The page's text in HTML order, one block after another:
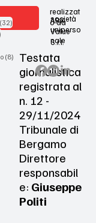
realizzat
o da
società
uniperso
nale
ARX
Value
S.r.l.
Testata
giornalistica
registrata al
n. 12 -
29/11/2024
Tribunale di
Bergamo
Direttore
responsabil
e: Giuseppe
Politi
(32)32 post
15 post
post
(8)8 post